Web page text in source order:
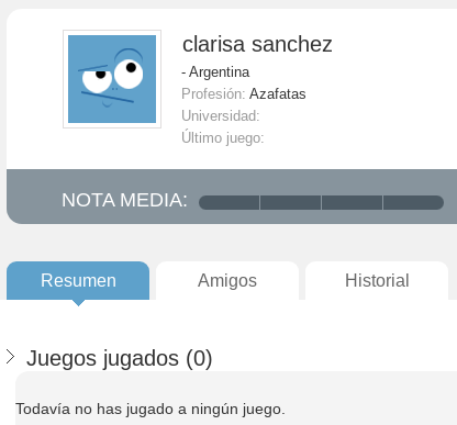
clarisa sanchez
- Argentina
Profesión: Azafatas
Universidad:
Último juego:
NOTA MEDIA:
Resumen Amigos Historial
Juegos jugados (0)
Todavía no has jugado a ningún juego.